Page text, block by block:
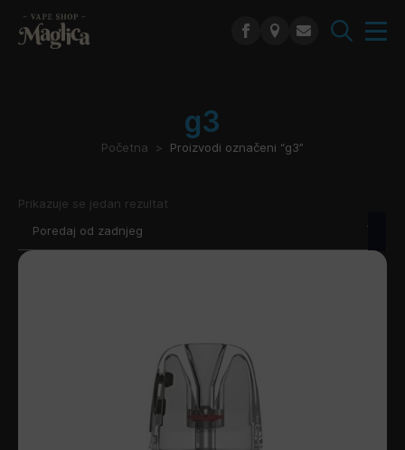
g3
Početna Proizvodi označeni “g3”
Prikazuje se jedan rezultat